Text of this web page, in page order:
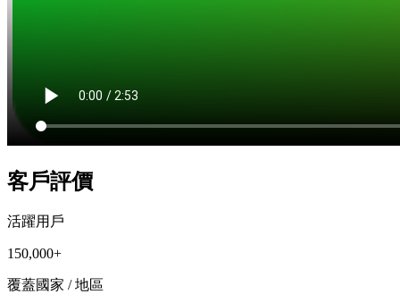
客戶評價
活躍用戶
150,000+
覆蓋國家 / 地區